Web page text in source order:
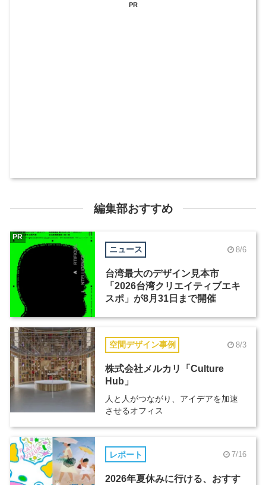
PR
編集部おすすめ
ニュース 8/6
台湾最大のデザイン見本市
「2026台湾クリエイティブエキ
スポ」が8月31日まで開催
PR
空間デザイン事例 8/3
株式会社メルカリ「Culture
Hub」
人と人がつながり、アイデアを加速
させるオフィス
レポート 7/16
2026年夏休みに行ける、おすす